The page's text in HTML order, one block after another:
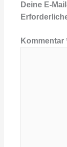
Deine E-
Kommentar